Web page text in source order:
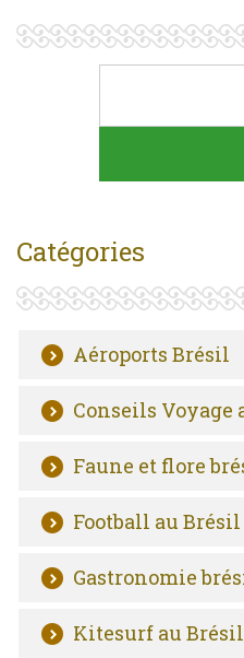
Catégories
Aéroports Brésil
Conseils Voyage
Faune et flore
Football au Brésil
Gastronomie
Kitesurf au Brésil